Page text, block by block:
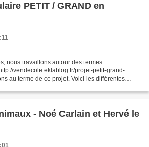
PETIT / GRAND en
nous travaillons autour des termes
vendecole.eklablog.fr/projet-petit-grand-
au terme de ce projet. Voici les différentes
- Noé Carlain et Hervé le